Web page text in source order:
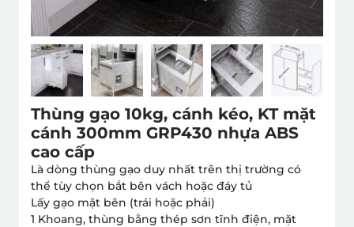
Thùng gạo 10kg, cánh kéo, KT mặt
cánh 300mm GRP430 nhựa ABS
cao cấp
Là dòng thùng gạo duy nhất trên thị trường có
thể tùy chọn bắt bên vách hoặc đáy tủ
Lấy gạo mặt bên (trái hoặc phải)
1 Khoang, thùng bằng thép sơn tĩnh điện, mặt